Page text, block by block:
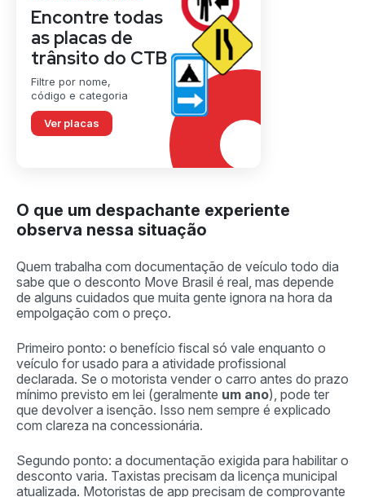
Encontre todas
as placas de
trânsito do CTB
Filtre por nome,
código e categoria
Ver placas
O que um despachante experiente
observa nessa situação
Quem trabalha com documentação de veículo todo dia
sabe que o desconto Move Brasil é real, mas depende
de alguns cuidados que muita gente ignora na hora da
empolgação com o preço.
Primeiro ponto: o benefício fiscal só vale enquanto o
veículo for usado para a atividade profissional
declarada. Se o motorista vender o carro antes do prazo
mínimo previsto em lei (geralmente um ano), pode ter
que devolver a isenção. Isso nem sempre é explicado
com clareza na concessionária.
Segundo ponto: a documentação exigida para habilitar o
desconto varia. Taxistas precisam da licença municipal
atualizada. Motoristas de app precisam de comprovante